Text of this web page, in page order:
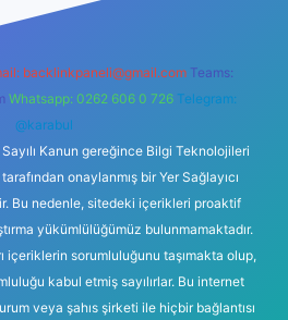
backlinkpaneli@gmail.com Teams:
Whatsapp: 0262 606 0 726 Telegram:
@karabul
Kanun gereğince Bilgi Teknolojileri
onaylanmış bir Yer Sağlayıcı
Bu nedenle, sitedeki içerikleri proaktif
yükümlülüğümüz bulunmamaktadır.
içeriklerin sorumluluğunu taşımakta olup,
kabul etmiş sayılırlar. Bu internet
veya şahıs şirketi ile hiçbir bağlantısı